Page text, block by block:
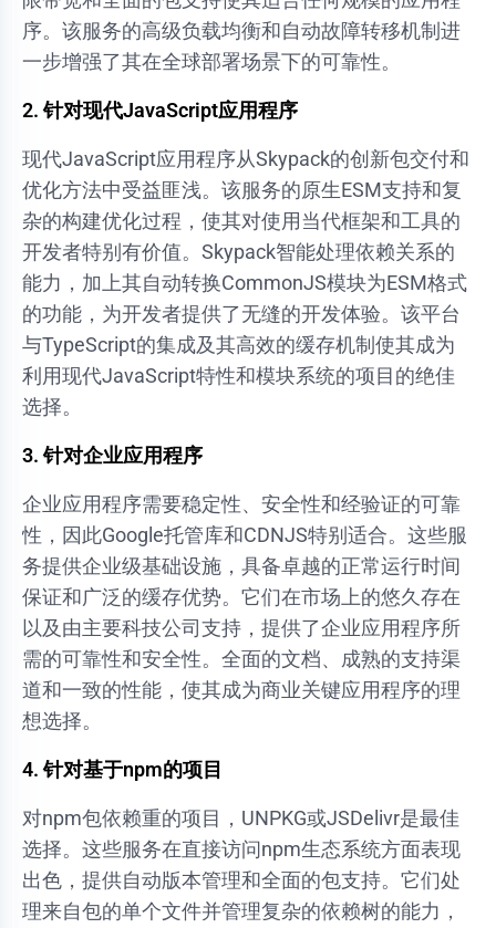
序。该服务的高级负载均衡和自动故障转移机制进
一步增强了其在全球部署场景下的可靠性。
2. 针对现代JavaScript应用程序
现代JavaScript应用程序从Skypack的创新包交付和
优化方法中受益匪浅。该服务的原生ESM支持和复
杂的构建优化过程，使其对使用当代框架和工具的
开发者特别有价值。Skypack智能处理依赖关系的
能力，加上其自动转换CommonJS模块为ESM格式
的功能，为开发者提供了无缝的开发体验。该平台
与TypeScript的集成及其高效的缓存机制使其成为
利用现代JavaScript特性和模块系统的项目的绝佳
选择。
3. 针对企业应用程序
企业应用程序需要稳定性、安全性和经验证的可靠
性，因此Google托管库和CDNJS特别适合。这些服
务提供企业级基础设施，具备卓越的正常运行时间
保证和广泛的缓存优势。它们在市场上的悠久存在
以及由主要科技公司支持，提供了企业应用程序所
需的可靠性和安全性。全面的文档、成熟的支持渠
道和一致的性能，使其成为商业关键应用程序的理
想选择。
4. 针对基于npm的项目
对npm包依赖重的项目，UNPKG或JSDelivr是最佳
选择。这些服务在直接访问npm生态系统方面表现
出色，提供自动版本管理和全面的包支持。它们处
理来自包的单个文件并管理复杂的依赖树的能力，